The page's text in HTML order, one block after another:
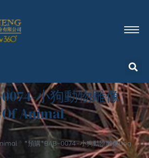
小狗動物雕像
Animal
*預購*BAB-0074-小狗動物雕像Dog